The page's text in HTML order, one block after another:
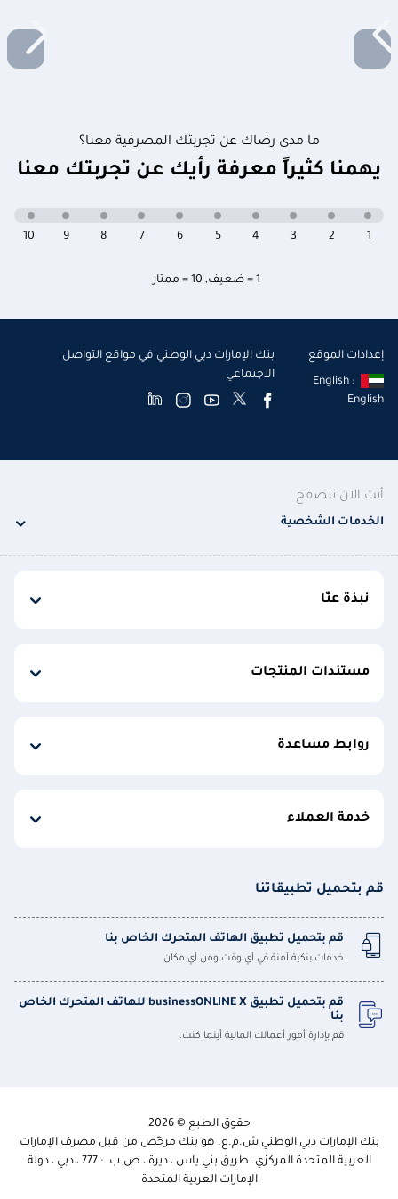
ما مدى رضاك عن تجربتك المصرفية معنا؟
يهمنا كثيراً معرفة رأيك عن تجربتك معنا
1 = ضعيف , 10 = ممتاز
10 9 8 7 6 5 4 3 2 1
إعدادات الموقع
English :
English
بنك الإمارات دبي الوطني في مواقع التواصل
الاجتماعي
أنت الآن تتصفح
الخدمات الشخصية
نبذة عنّا
مستندات المنتجات
روابط مساعدة
خدمة العملاء
قم بتحميل تطبيقاتنا
قم بتحميل تطبيق الهاتف المتحرك الخاص بنا
خدمات بنكية آمنة في أي وقت ومن أي مكان
قم بتحميل تطبيق businessONLINE X للهاتف المتحرك الخاص
بنا
قم بإدارة أمور أعمالك المالية أينما كنت.
حقوق الطبع © 2026
بنك الإمارات دبي الوطني ش.م.ع. هو بنك مرخّص من قبل مصرف الإمارات
العربية المتحدة المركزي. طريق بني ياس ، ديرة ، ص.ب. : 777 ، دبي ، دولة
الإمارات العربية المتحدة